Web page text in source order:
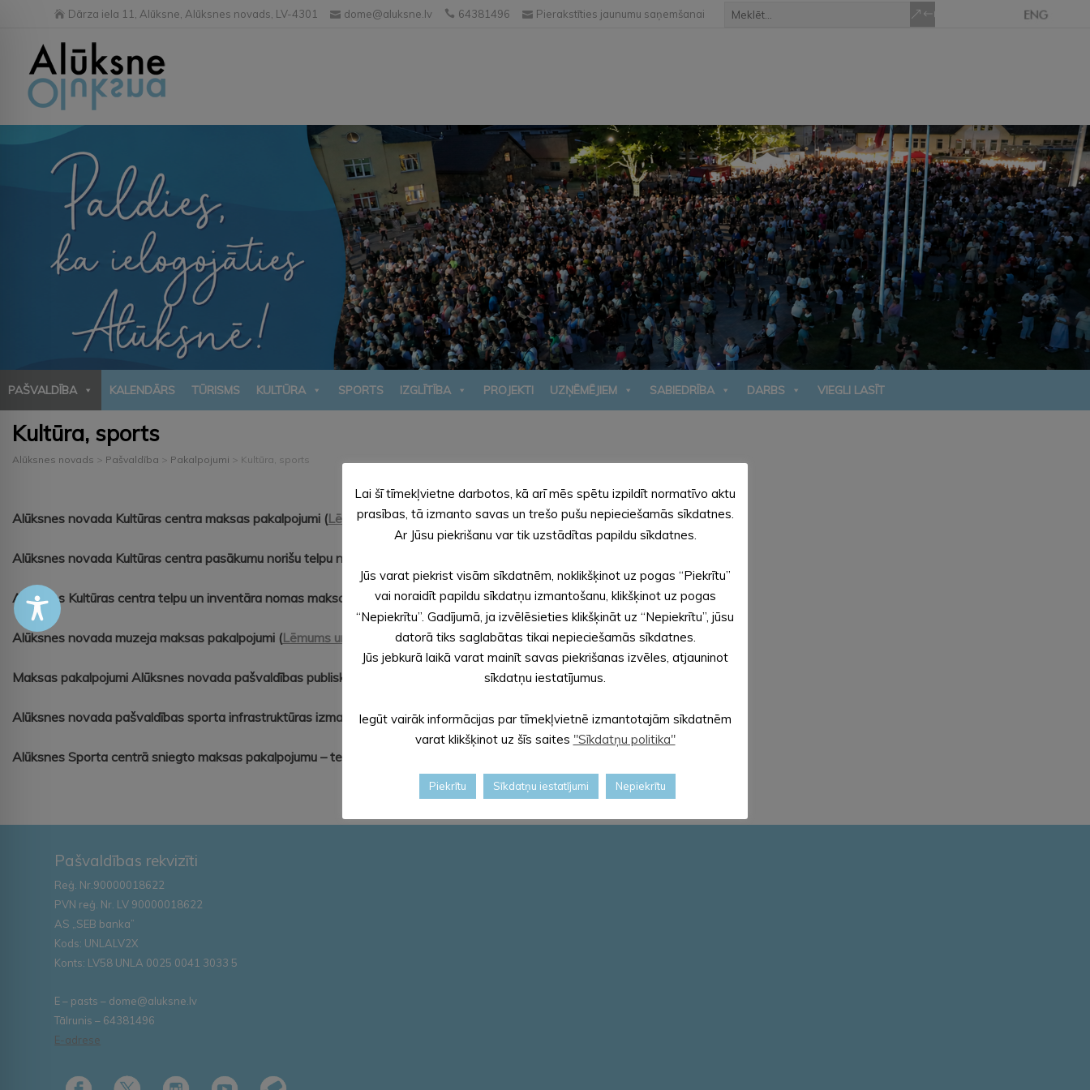
Dārza iela 11, Alūksne, Alūksnes novads, LV-4301 dome@aluksne.lv 64381496 Pierakstīties jaunumu saņemšanai
PAŠVALDĪBA KALENDĀRS TŪRISMS KULTŪRA SPORTS IZGLĪTĪBA PROJEKTI UZŅĒMĒJIEM SABIEDRĪBA DARBS VIEGLI LASĪT
Kultūra, sports
Alūksnes novads > Pašvaldība > Pakalpojumi > Kultūra, sports
Alūksnes novada Kultūras centra maksas pakalpojumi (Lēmums un cenrādis(.pdf))
Alūksnes novada Kultūras centra pasākumu norišu telpu nomas maksa (
Alūksnes Kultūras centra telpu un inventāra nomas maksa ( Lēmums un cenrādis(.pdf))
Alūksnes novada muzeja maksas pakalpojumi (Lēmums un cenrādis(.pdf))
Maksas pakalpojumi Alūksnes novada pašvaldības publiskajās bibliotēkās ( Lēmums un cenrādis(.pdf))
Alūksnes novada pašvaldības sporta infrastruktūras izmantošanas maksa (Lēmums un cenrādis(.pdf))
Alūksnes Sporta centrā sniegto maksas pakalpojumu – telpu nomas cenrādis (
Pašvaldības rekvizīti
Reģ. Nr.90000018622
PVN reģ. Nr. LV 90000018622
AS „SEB banka”
Kods: UNLALV2X
Konts: LV58 UNLA 0025 0041 3033 5
E – pasts – dome@aluksne.lv
Tālrunis – 64381496
E-adrese
Lai šī tīmekļvietne darbotos, kā arī mēs spētu izpildīt normatīvo aktu
prasības, tā izmanto savas un trešo pušu nepieciešamās sīkdatnes.
Ar Jūsu piekrišanu var tik uzstādītas papildu sīkdatnes.
Jūs varat piekrist visām sīkdatnēm, noklikšķinot uz pogas “Piekrītu”
vai noraidīt papildu sīkdatņu izmantošanu, klikšķinot uz pogas
“Nepiekrītu”. Gadījumā, ja izvēlēsieties klikšķināt uz “Nepiekrītu”, jūsu
datorā tiks saglabātas tikai nepieciešamās sīkdatnes.
Jūs jebkurā laikā varat mainīt savas piekrišanas izvēles, atjauninot
sīkdatņu iestatījumus.
Iegūt vairāk informācijas par tīmekļvietnē izmantotajām sīkdatnēm
varat klikšķinot uz šīs saites "Sīkdatņu politika"
Piekrītu Sīkdatņu iestatījumi Nepiekrītu